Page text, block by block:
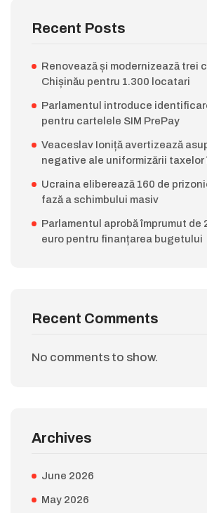
Recent Posts
Renovează și modernizează trei
Chișinău pentru 1.300 locatari
Parlamentul introduce
pentru cartelele SIM PrePay
Veaceslav Ioniță avertizează
negative ale uniformizării taxelor
Ucraina eliberează 160 de
fază a schimbului masiv
Parlamentul aprobă împrumut de
euro pentru finanțarea bugetului
Recent Comments
No comments to show.
Archives
June 2026
May 2026